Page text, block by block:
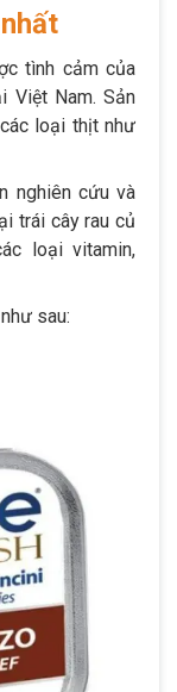
tình cảm của
Việt Nam. Sản
loại thịt như
nghiên cứu và
trái cây rau củ
loại vitamin,
sau: